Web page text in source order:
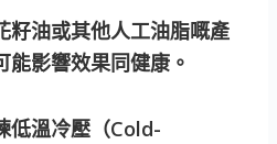
籽油或其他人工油脂嘅產
能影響效果同健康。
低溫冷壓（Cold-